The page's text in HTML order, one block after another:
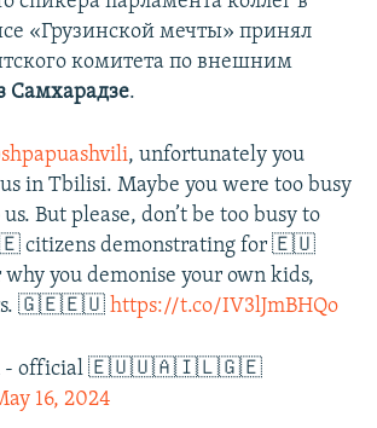
«Грузинской мечты» принял
комитета по внешним
Самхарадзе.
, unfortunately you
in Tbilisi. Maybe you were too busy
But please, don’t be too busy to
citizens demonstrating for 🇪🇺
you demonise your own kids,
🇬🇪🇪🇺 https://t.co/IV3lJmBHQo
- official 🇪🇺🇺🇦🇮🇱🇬🇪
16, 2024